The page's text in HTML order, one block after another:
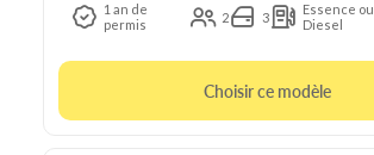
1 an de
permis
2 3
Essence ou
Diesel
Choisir ce modèle